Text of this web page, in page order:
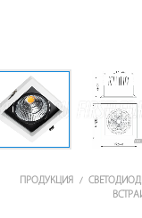
ПРОДУКЦИЯ /